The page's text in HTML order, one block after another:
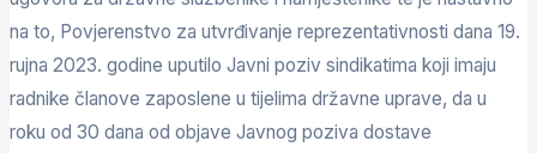
na to, Povjerenstvo za utvrđivanje reprezentativnosti dana 19.
rujna 2023. godine uputilo Javni poziv sindikatima koji imaju
radnike članove zaposlene u tijelima državne uprave, da u
roku od 30 dana od objave Javnog poziva dostave